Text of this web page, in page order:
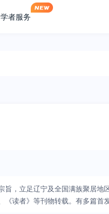
学者服务
，立足辽宁及全国满族聚居
读者》等刊物转载。有多篇首